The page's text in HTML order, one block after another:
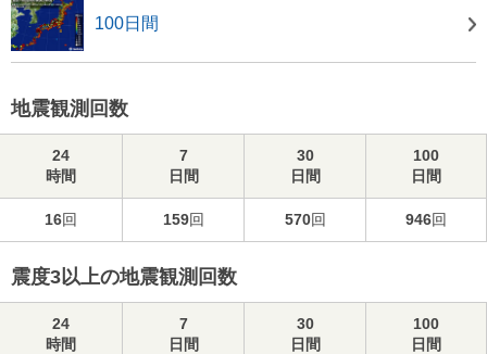
100日間
地震観測回数
24
時間
7
日間
30
日間
100
日間
16回 159回 570回 946回
震度3以上の地震観測回数
24
時間
7
日間
30
日間
100
日間